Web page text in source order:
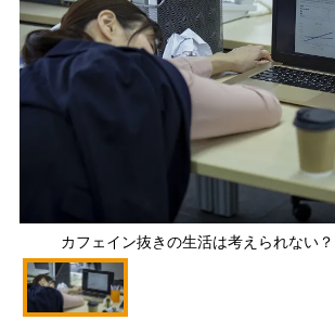
カフェイン抜きの生活は考えられない？